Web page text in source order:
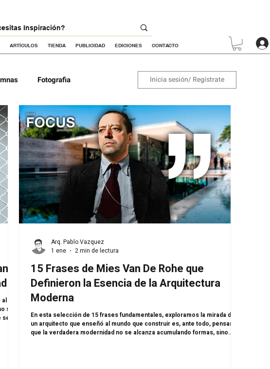
ARTÍCULOS TIENDA PUBLICIDAD EDICIONES CONTACTO
Fotografia
Portada
Dibujo arquitectónico
Inicia sesión/ Regístrate
a
se
15 Frases de Mies Van De Rohe que
Definieron la Esencia de la Arquitectura
Moderna
En esta selección de 15 frases fundamentales, exploramos la mirada de
un arquitecto que enseñó al mundo que construir es, ante todo, pensar; y
que la verdadera modernidad no se alcanza acumulando formas, sino
Arq. Pablo Vazquez
1 ene
2 min de lectura